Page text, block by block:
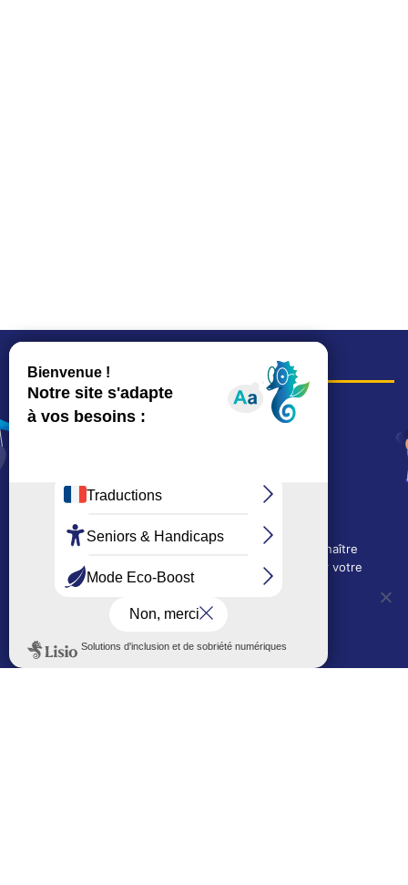
COORDONNÉES
Hôtel de ville
15, rue Charles-Duflos
Depuis le 28/01/2026 :
90, rue de l'Abbé Jean-Glatz
01 71 11 45 45
Mairie de quartier Les Bruyères
2, allée Marc-Birkigt
01 56 83 75 10
Voir les horaires
LES AUTRES SITES DE LA VILLE
Nous utilisons des cookies techniques pour connaître
l'évolution de l'audience du site et pour améliorer votre
expérience.
OUI, j'accepte
Politique de confidentialité